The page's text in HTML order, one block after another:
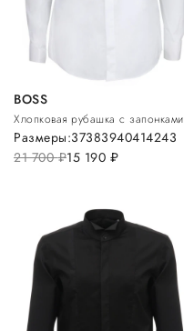
BOSS
Хлопковая рубашка с запонками
21 700руб.15 190 руб.
Размеры:37383940414243